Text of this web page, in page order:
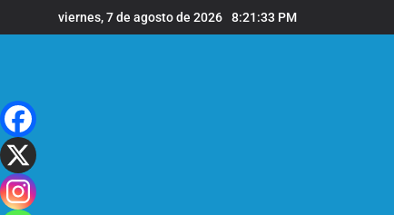
al
viernes, 7 de agosto de 2026 8:21:34 PM